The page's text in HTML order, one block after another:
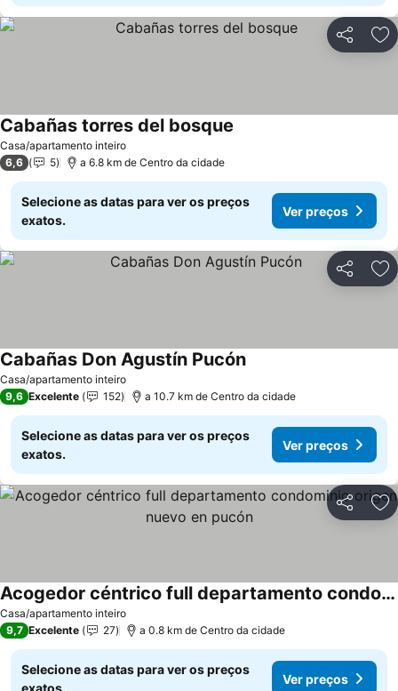
Partilhar
Casa/apartamento inteiro
Cabañas torres del bosque
6,6 5 a 6.8 km de Centro da cidade
Selecione as datas para ver os preços
exatos.
Ver preços
Partilhar
Casa/apartamento inteiro
Cabañas Don Agustín Pucón
9,6 Excelente 152 a 10.7 km de Centro da cidade
Selecione as datas para ver os preços
exatos.
Ver preços
Partilhar
Casa/apartamento inteiro
Acogedor céntrico full departamento condominio origen nuevo en pucón
9,7 Excelente 27 a 0.8 km de Centro da cidade
Selecione as datas para ver os preços
exatos.
Ver preços